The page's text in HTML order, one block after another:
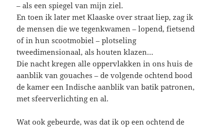
– als een spiegel van mijn ziel.
En toen ik later met Klaaske over straat liep, zag ik
de mensen die we tegenkwamen – lopend, fietsend
of in hun scootmobiel – plotseling
tweedimensionaal, als houten klazen…
Die nacht kregen alle oppervlakken in ons huis de
aanblik van gouaches – de volgende ochtend bood
de kamer een Indische aanblik van batik patronen,
met sfeerverlichting en al.
Wat ook gebeurde, was dat ik op een ochtend de